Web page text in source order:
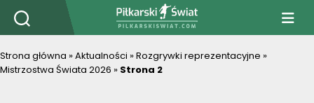
PiłkarskiSwiat.com
Strona główna »Aktualności »Rozgrywki reprezentacyjne »
Mistrzostwa Świata 2026 » Strona 2